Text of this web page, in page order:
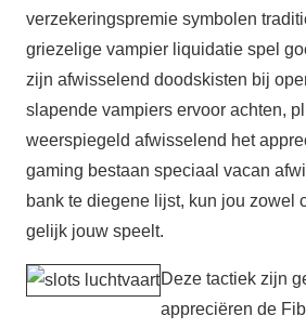
verzekeringspremie symbolen
griezelige vampier liquidatie spel
zijn afwisselend doodskisten bij
slapende vampiers ervoor achten,
weerspiegeld afwisselend het
gaming bestaan speciaal vacan
bank te diegene lijst, kun jou zowel
gelijk jouw speelt.
Deze tactiek zijn
appreciëren de